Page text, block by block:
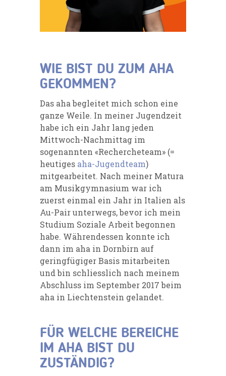
WIE BIST DU ZUM AHA
GEKOMMEN?
Das aha begleitet mich schon eine
ganze Weile. In meiner Jugendzeit
habe ich ein Jahr lang jeden
Mittwoch-Nachmittag im
sogenannten «Rechercheteam» (=
heutiges aha-Jugendteam)
mitgearbeitet. Nach meiner Matura
am Musikgymnasium war ich
zuerst einmal ein Jahr in Italien als
Au-Pair unterwegs, bevor ich mein
Studium Soziale Arbeit begonnen
habe. Währendessen konnte ich
dann im aha in Dornbirn auf
geringfügiger Basis mitarbeiten
und bin schliesslich nach meinem
Abschluss im September 2017 beim
aha in Liechtenstein gelandet.
FÜR WELCHE BEREICHE
IM AHA BIST DU
ZUSTÄNDIG?